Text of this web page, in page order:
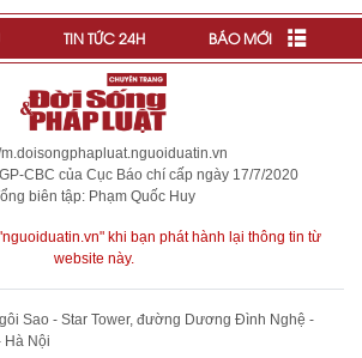
TIN TỨC 24H BÁO MỚI
m.doisongphapluat.nguoiduatin.vn
CBC của Cục Báo chí cấp ngày 17/7/2020
biên tập: Phạm Quốc Huy
khi bạn phát hành lại thông tin từ
website này.
Sao - Star Tower, đường Dương Đình Nghệ -
Hà Nội